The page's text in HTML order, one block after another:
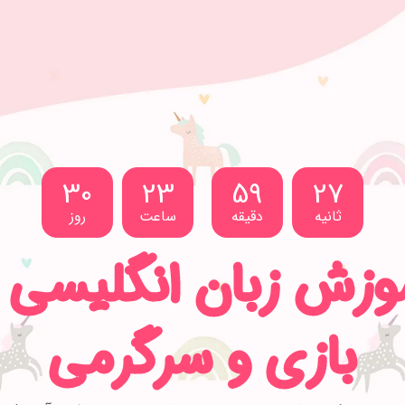
30
روز 23
ساعت 59
دقیقه 25
ثانیه
زبان انگلیسی
بازی و سرگرمی